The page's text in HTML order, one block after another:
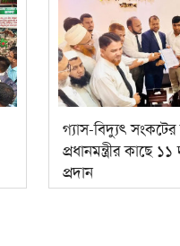
গ্যাস-বিদ্যুৎ
প্রধানমন্ত্রীর কাছে
প্রদান